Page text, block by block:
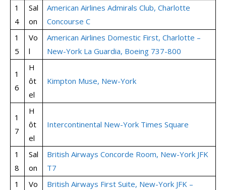
1
4
Sal
on
American Airlines Admirals Club, Charlotte
Concourse C
1
5
Vo
l
American Airlines Domestic First, Charlotte –
New-York La Guardia, Boeing 737-800
1
6
H
ôt
el
Kimpton Muse, New-York
1
7
H
ôt
el
Intercontinental New-York Times Square
1
8
Sal
on
British Airways Concorde Room, New-York JFK
T7
1
Vo
British Airways First Suite, New-York JFK –